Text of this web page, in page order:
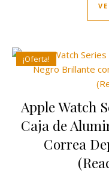
¡Oferta!
Apple Watch
Caja de
Correa